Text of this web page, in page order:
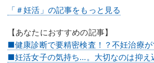
「＃妊活」の記事をもっと見る
【あなたにおすすめの記事】
■健康診断で要精密検査！？不妊治療
■妊活女子の気持ち…。大切なのは抑え